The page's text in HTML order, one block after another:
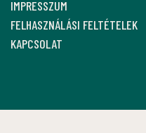
IMPRESSZUM
FELHASZNÁLÁSI FELTÉTELEK
KAPCSOLAT